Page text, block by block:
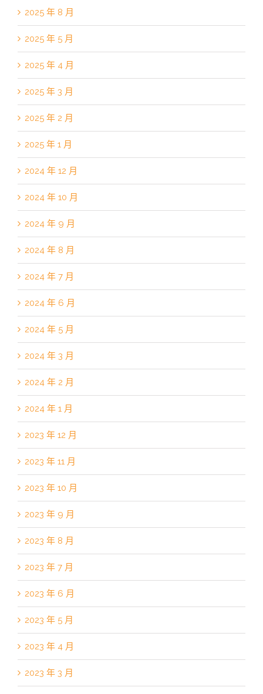
2025 年 8 月
2025 年 5 月
2025 年 4 月
2025 年 3 月
2025 年 2 月
2025 年 1 月
2024 年 12 月
2024 年 10 月
2024 年 9 月
2024 年 8 月
2024 年 7 月
2024 年 6 月
2024 年 5 月
2024 年 3 月
2024 年 2 月
2024 年 1 月
2023 年 12 月
2023 年 11 月
2023 年 10 月
2023 年 9 月
2023 年 8 月
2023 年 7 月
2023 年 6 月
2023 年 5 月
2023 年 4 月
2023 年 3 月